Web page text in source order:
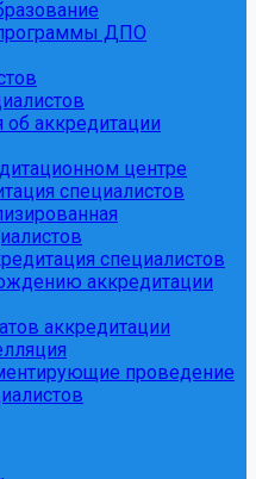
ДПО
аккредитации
центре
специалистов
специалистов
аккредитации
аккредитации
проведение